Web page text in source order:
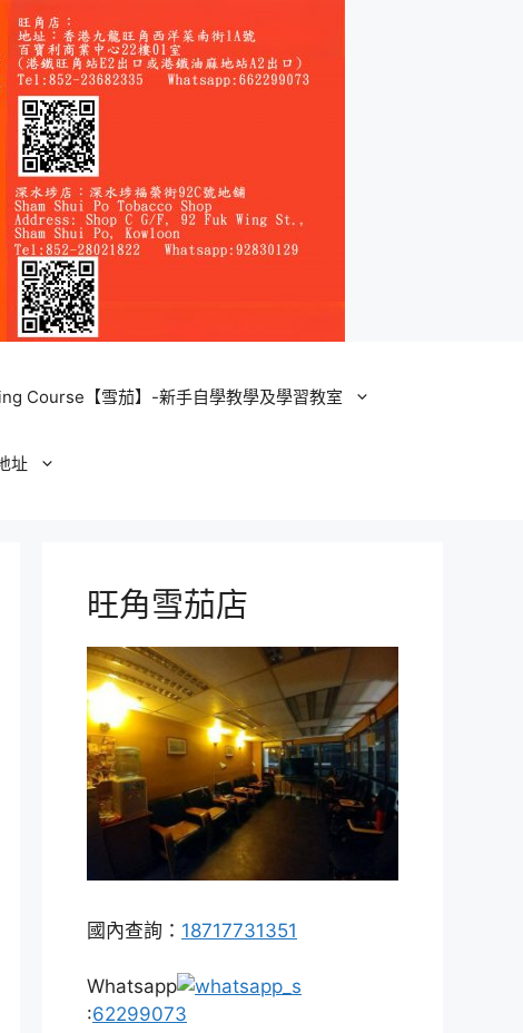
Course【雪茄】-新手自學教學及學習教室
址
旺角雪茄店
國內查詢： 18717731351
Whatsapp
:62299073